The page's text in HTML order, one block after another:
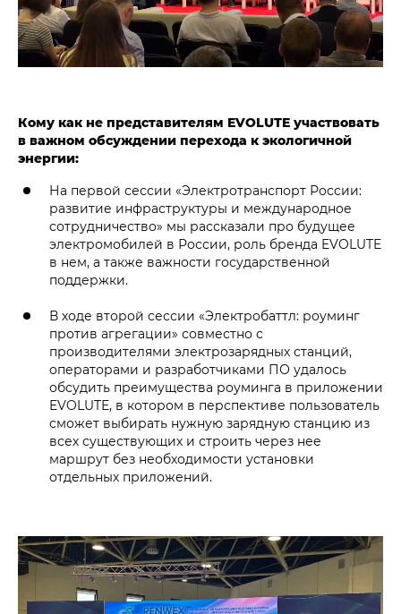
Кому как не представителям EVOLUTE участвовать
в важном обсуждении перехода к экологичной
энергии:
На первой сессии «Электротранспорт России:
развитие инфраструктуры и международное
сотрудничество» мы рассказали про будущее
электромобилей в России, роль бренда EVOLUTE
в нем, а также важности государственной
поддержки.
В ходе второй сессии «Электробаттл: роуминг
против агрегации» совместно с
производителями электрозарядных станций,
операторами и разработчиками ПО удалось
обсудить преимущества роуминга в приложении
EVOLUTE, в котором в перспективе пользователь
сможет выбирать нужную зарядную станцию из
всех существующих и строить через нее
маршрут без необходимости установки
отдельных приложений.